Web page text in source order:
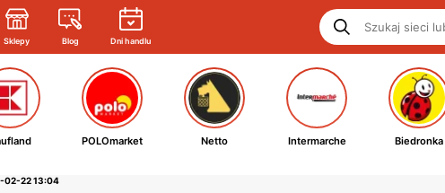
Sklepy Blog Dni handlu
POLOmarket Netto Intermarche Biedronka
02-22 13:04